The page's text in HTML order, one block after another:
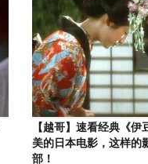
【越哥】速看经典《
美的日本电影，这样的
部！